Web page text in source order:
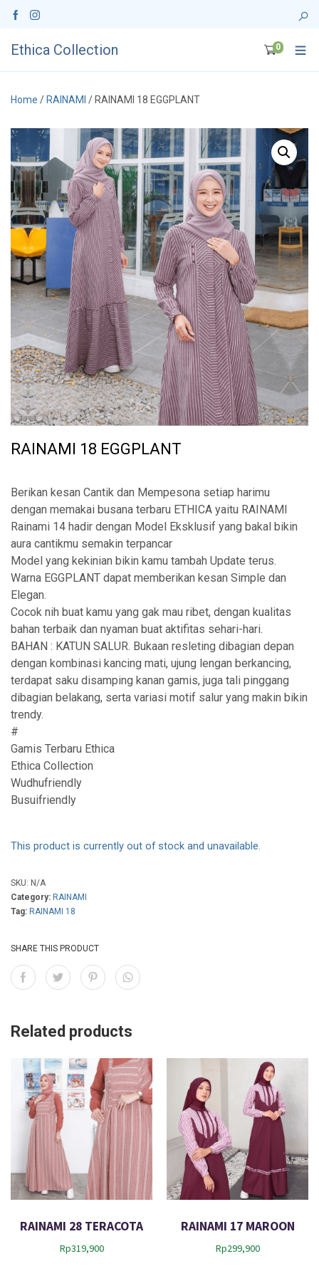
Ethica Collection 0
Home / RAINAMI / RAINAMI 18 EGGPLANT
RAINAMI 18 EGGPLANT
Berikan kesan Cantik dan Mempesona setiap harimu
dengan memakai busana terbaru ETHICA yaitu RAINAMI
Rainami 14 hadir dengan Model Eksklusif yang bakal bikin
aura cantikmu semakin terpancar
Model yang kekinian bikin kamu tambah Update terus.
Warna EGGPLANT dapat memberikan kesan Simple dan
Elegan.
Cocok nih buat kamu yang gak mau ribet, dengan kualitas
bahan terbaik dan nyaman buat aktifitas sehari-hari.
BAHAN : KATUN SALUR. Bukaan resleting dibagian depan
dengan kombinasi kancing mati, ujung lengan berkancing,
terdapat saku disamping kanan gamis, juga tali pinggang
dibagian belakang, serta variasi motif salur yang makin bikin
trendy.
#
Gamis Terbaru Ethica
Ethica Collection
Wudhufriendly
Busuifriendly
This product is currently out of stock and unavailable.
SKU: N/A
Category: RAINAMI
Tag: RAINAMI 18
SHARE THIS PRODUCT
Related products
RAINAMI 28 TERACOTA
Rp319,900
RAINAMI 17 MAROON
Rp299,900